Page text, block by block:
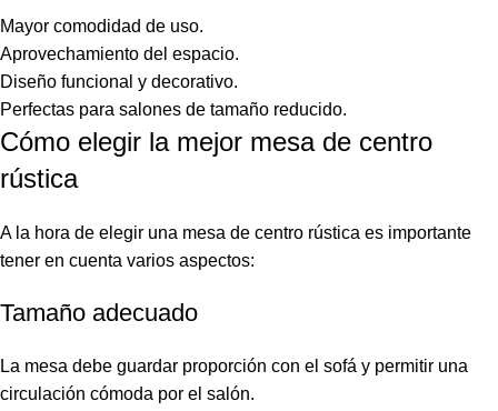
Mayor comodidad de uso.
Aprovechamiento del espacio.
Diseño funcional y decorativo.
Perfectas para salones de tamaño reducido.
Cómo elegir la mejor mesa de centro
rústica
A la hora de elegir una mesa de centro rústica es importante
tener en cuenta varios aspectos:
Tamaño adecuado
La mesa debe guardar proporción con el sofá y permitir una
circulación cómoda por el salón.